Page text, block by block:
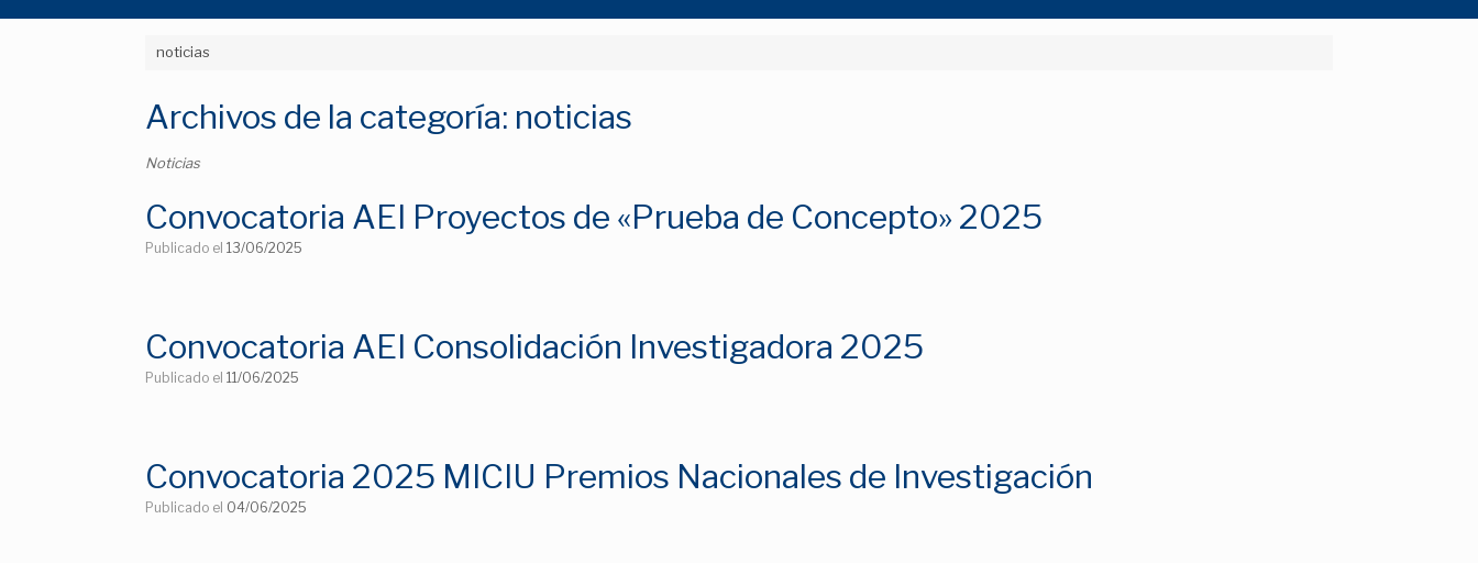
noticias
Archivos de la categoría: noticias
Noticias
Convocatoria AEI Proyectos de «Prueba de Concepto» 2025
Publicado el 13/06/2025
Convocatoria AEI Consolidación Investigadora 2025
Publicado el 11/06/2025
Convocatoria 2025 MICIU Premios Nacionales de Investigación
Publicado el 04/06/2025